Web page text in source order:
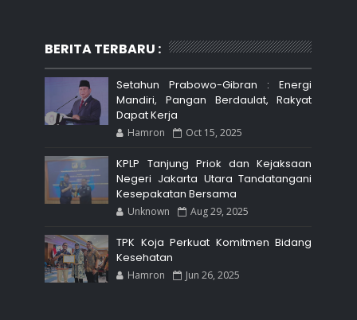
BERITA TERBARU :
Setahun Prabowo-Gibran : Energi
Mandiri, Pangan Berdaulat, Rakyat
Dapat Kerja
Hamron Oct 15, 2025
KPLP Tanjung Priok dan Kejaksaan
Negeri Jakarta Utara Tandatangani
Kesepakatan Bersama
Unknown Aug 29, 2025
TPK Koja Perkuat Komitmen Bidang
Kesehatan
Hamron Jun 26, 2025